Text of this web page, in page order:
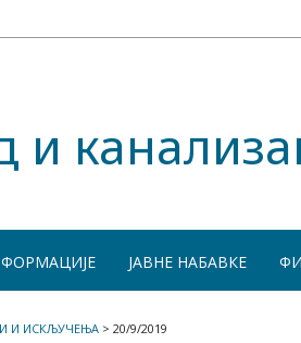
и
ЈАВНЕ НАБАВКЕ
И ИСКЉУЧЕЊА > 20/9/2019